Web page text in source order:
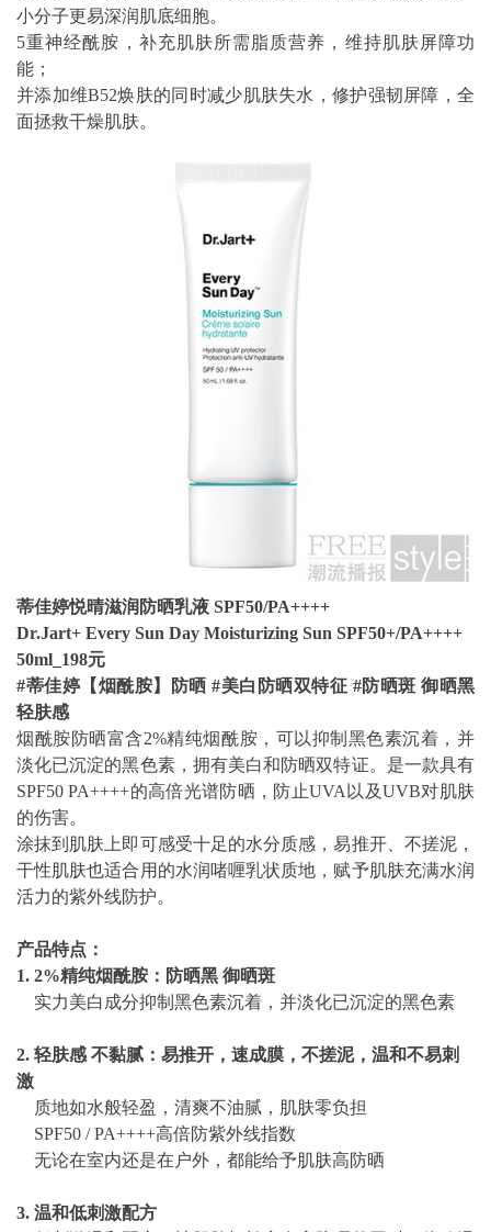
小分子更易深润肌底细胞。
5重神经酰胺，补充肌肤所需脂质营养，维持肌肤屏障功
能；
并添加维B52焕肤的同时减少肌肤失水，修护强韧屏障，全
面拯救干燥肌肤。
蒂佳婷悦晴滋润防晒乳液 SPF50/PA++++
Dr.Jart+ Every Sun Day Moisturizing Sun SPF50+/PA++++
50ml_198元
#蒂佳婷【烟酰胺】防晒 #美白防晒双特征 #防晒斑 御晒黑
轻肤感
烟酰胺防晒富含2%精纯烟酰胺，可以抑制黑色素沉着，并
淡化已沉淀的黑色素，拥有美白和防晒双特证。是一款具有
SPF50 PA++++的高倍光谱防晒，防止UVA以及UVB对肌肤
的伤害。
涂抹到肌肤上即可感受十足的水分质感，易推开、不搓泥，
干性肌肤也适合用的水润啫喱乳状质地，赋予肌肤充满水润
活力的紫外线防护。
产品特点：
1. 2%精纯烟酰胺：防晒黑 御晒斑
实力美白成分抑制黑色素沉着，并淡化已沉淀的黑色素
2. 轻肤感 不黏腻：易推开，速成膜，不搓泥，温和不易刺
激
质地如水般轻盈，清爽不油腻，肌肤零负担
SPF50 / PA++++高倍防紫外线指数
无论在室内还是在户外，都能给予肌肤高防晒
3. 温和低刺激配方